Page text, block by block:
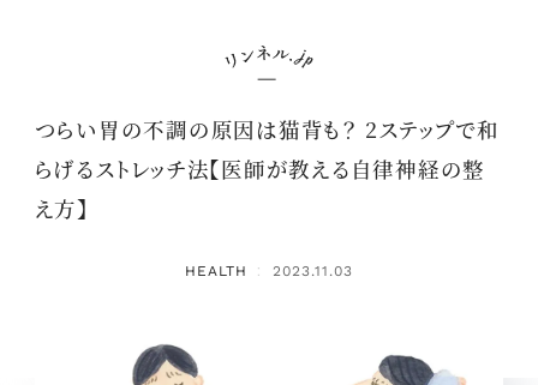
つらい胃の不調の原因は猫背も？ 2ステップで和
らげるストレッチ法【医師が教える自律神経の整
え方】
HEALTH ： 2023.11.03